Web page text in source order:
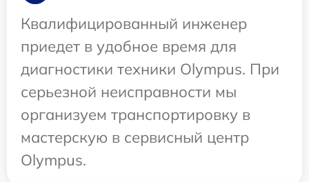
Квалифицированный инженер
приедет в удобное время для
диагностики техники Olympus. При
серьезной неисправности мы
организуем транспортировку в
мастерскую в сервисный центр
Olympus.